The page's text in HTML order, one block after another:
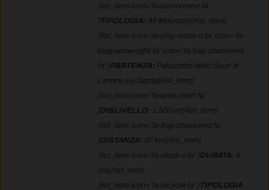
[list_item icon=’fa-tachometer fa’
]TIPOLOGIA:All Mountain[/list_item]
[list_item icon=’fa-play-circle-o fa’ icon=’fa-
long-arrow-right fa’ icon=’fa-flag-checkered
fa’ ]PARTENZA:Palazzetto dello Sport di
Limone sul Garda[/list_item]
[list_item icon=’fa-area-chart fa’
]DISLIVELLO:1.500 mt[/list_item]
[list_item icon=’fa-flag-checkered fa’
]DISTANZA:37 km[/list_item]
[list_item icon=’fa-clock-o fa’ ]DURATA:6
ore[/list_item]
[list_item icon=’fa-bicycle fa’ ]TIPOLOGIA